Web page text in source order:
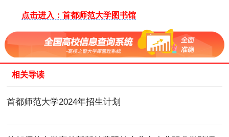
点击进入：首都师范大学图书馆
相关导读
首都师范大学2024年招生计划